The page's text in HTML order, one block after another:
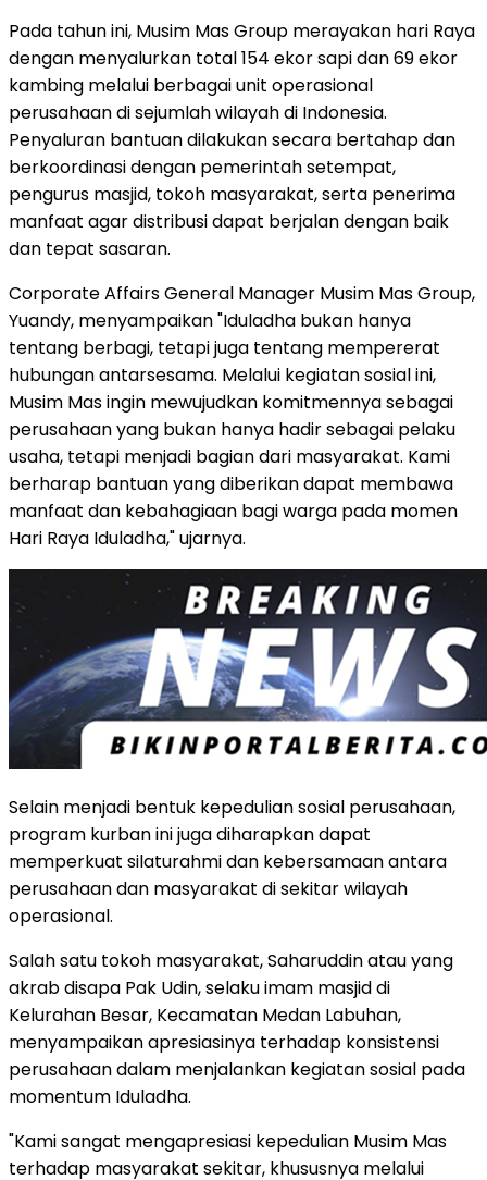
Pada tahun ini, Musim Mas Group merayakan hari Raya
dengan menyalurkan total 154 ekor sapi dan 69 ekor
kambing melalui berbagai unit operasional
perusahaan di sejumlah wilayah di Indonesia.
Penyaluran bantuan dilakukan secara bertahap dan
berkoordinasi dengan pemerintah setempat,
pengurus masjid, tokoh masyarakat, serta penerima
manfaat agar distribusi dapat berjalan dengan baik
dan tepat sasaran.
Corporate Affairs General Manager Musim Mas Group,
Yuandy, menyampaikan "Iduladha bukan hanya
tentang berbagi, tetapi juga tentang mempererat
hubungan antarsesama. Melalui kegiatan sosial ini,
Musim Mas ingin mewujudkan komitmennya sebagai
perusahaan yang bukan hanya hadir sebagai pelaku
usaha, tetapi menjadi bagian dari masyarakat. Kami
berharap bantuan yang diberikan dapat membawa
manfaat dan kebahagiaan bagi warga pada momen
Hari Raya Iduladha," ujarnya.
Selain menjadi bentuk kepedulian sosial perusahaan,
program kurban ini juga diharapkan dapat
memperkuat silaturahmi dan kebersamaan antara
perusahaan dan masyarakat di sekitar wilayah
operasional.
Salah satu tokoh masyarakat, Saharuddin atau yang
akrab disapa Pak Udin, selaku imam masjid di
Kelurahan Besar, Kecamatan Medan Labuhan,
menyampaikan apresiasinya terhadap konsistensi
perusahaan dalam menjalankan kegiatan sosial pada
momentum Iduladha.
"Kami sangat mengapresiasi kepedulian Musim Mas
terhadap masyarakat sekitar, khususnya melalui